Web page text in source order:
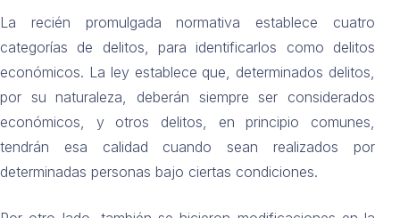
La recién promulgada normativa establece cuatro
categorías de delitos, para identificarlos como delitos
económicos. La ley establece que, determinados delitos,
por su naturaleza, deberán siempre ser considerados
económicos, y otros delitos, en principio comunes,
tendrán esa calidad cuando sean realizados por
determinadas personas bajo ciertas condiciones.